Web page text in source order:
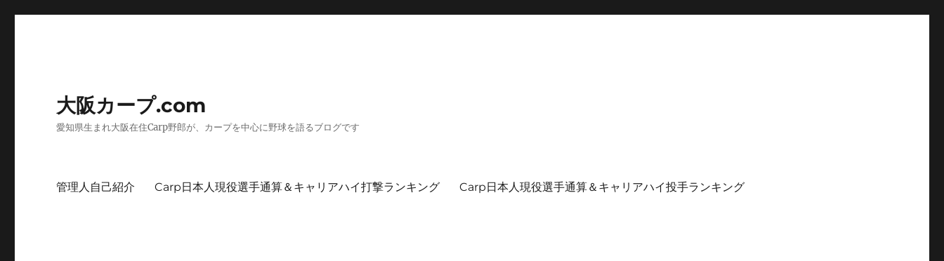
大阪カープ.com
愛知県生まれ大阪在住Carp野郎が、カープを中心に野球を語るブログです
管理人自己紹介 Carp日本人現役選手通算＆キャリアハイ打撃ランキング Carp日本人現役選手通算＆キャリアハイ投手ランキング